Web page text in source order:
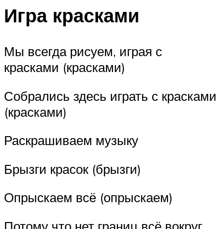
Игра красками
Мы всегда рисуем, играя с
красками (красками)
Собрались здесь играть с красками
(красками)
Раскрашиваем музыку
Брызги красок (брызги)
Опрыскаем всё (опрыскаем)